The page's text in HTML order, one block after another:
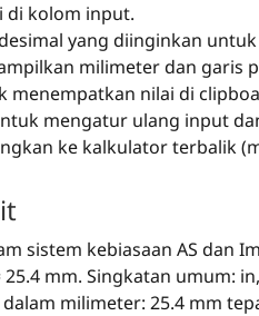
di kolom input.
yang diinginkan untuk
milimeter dan garis
menempatkan nilai di
mengatur ulang input
ke kalkulator terbalik
sistem kebiasaan AS dan
mm. Singkatan umum:
milimeter: 25.4 mm